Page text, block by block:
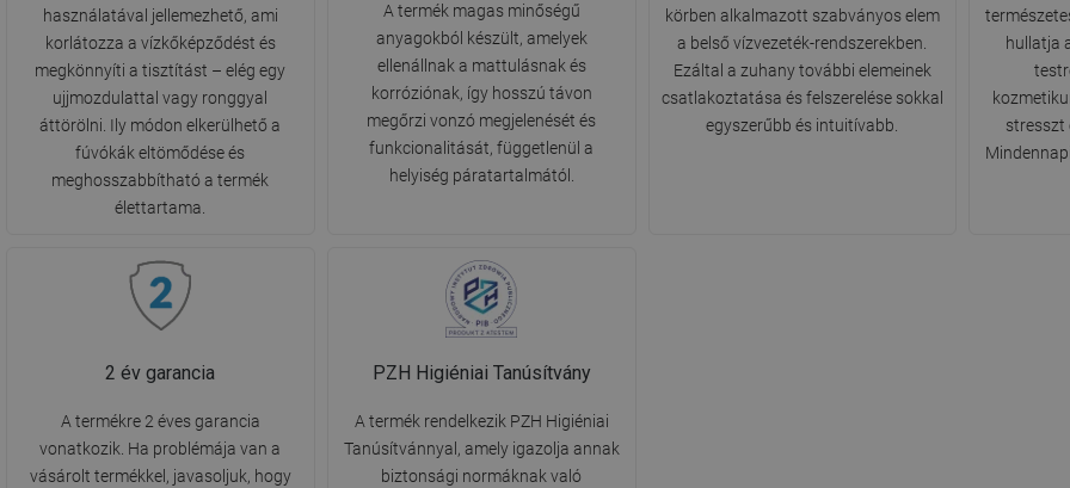
használatával jellemezhető, ami
korlátozza a vízkőképződést és
megkönnyíti a tisztítást – elég egy
ujjmozdulattal vagy ronggyal
áttörölni. Ily módon elkerülhető a
fúvókák eltömődése és
meghosszabbítható a termék
élettartama.
A termék magas minőségű
anyagokból készült, amelyek
ellenállnak a mattulásnak és
korróziónak, így hosszú távon
megőrzi vonzó megjelenését és
funkcionalitását, függetlenül a
helyiség páratartalmától.
körben alkalmazott szabványos elem
a belső vízvezeték-rendszerekben.
Ezáltal a zuhany további elemeinek
csatlakoztatása és felszerelése sokkal
egyszerűbb és intuitívabb.
hullatja
stresszt
2 év garancia
A termékre 2 éves garancia
vonatkozik. Ha problémája van a
vásárolt termékkel, javasoljuk, hogy
PZH Higiéniai Tanúsítvány
A termék rendelkezik PZH Higiéniai
Tanúsítvánnyal, amely igazolja annak
biztonsági normáknak való